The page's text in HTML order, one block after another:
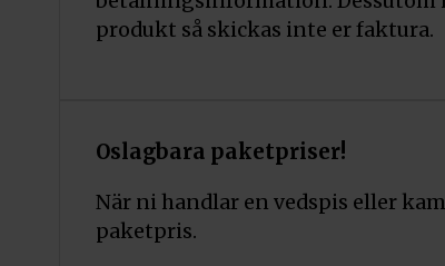
produkt så skickas inte er faktura.
Oslagbara paketpriser!
När ni handlar en vedspis eller
paketpris.